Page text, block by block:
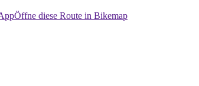
Öffne diese Route in Bikemap